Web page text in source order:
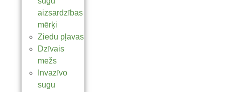
aizsardzības
mērķi
Ziedu pļavas
Dzīvais
mežs
Invazīvo
sugu